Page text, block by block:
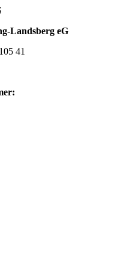
Landsberg eG
41